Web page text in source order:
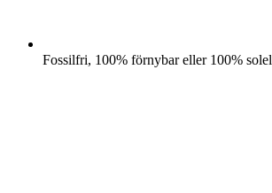
Fossilfri, 100% förnybar eller 100% solel